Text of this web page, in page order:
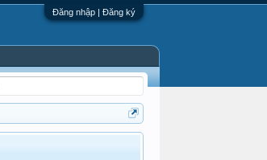
Đăng nhập | Đăng ký